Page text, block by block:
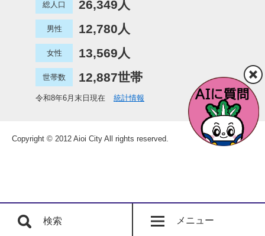
検索 メニュー
総人口 26,349人
男性 12,780人
女性 13,569人
世帯数 12,887世帯
令和8年6月末日現在 統計情報
Copyright © 2012 Aioi City All rights reserved.